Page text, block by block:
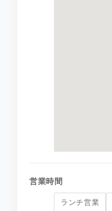
営業時間
ランチ営業